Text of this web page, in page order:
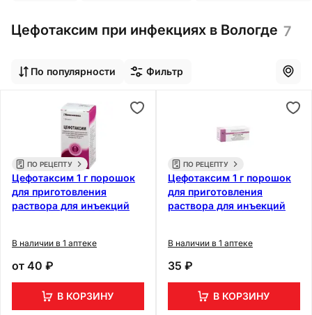
Цефотаксим при инфекциях в Вологде 7
По популярности Фильтр
ПО РЕЦЕПТУ
Цефотаксим 1 г порошок
для приготовления
раствора для инъекций
В наличии в 1 аптеке
от 40 ₽
В КОРЗИНУ
ПО РЕЦЕПТУ
Цефотаксим 1 г порошок
для приготовления
раствора для инъекций
В наличии в 1 аптеке
35 ₽
В КОРЗИНУ